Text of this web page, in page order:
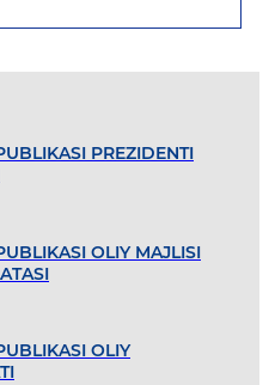
PREZIDENTI
OLIY MAJLISI
OLIY